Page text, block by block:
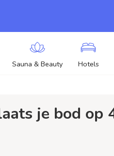
Sauna & Beauty Hotels